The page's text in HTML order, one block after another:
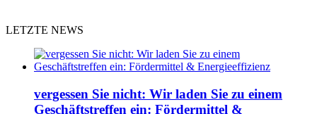
LETZTE NEWS
vergessen Sie nicht: Wir laden Sie zu einem
Geschäftstreffen ein: Fördermittel &